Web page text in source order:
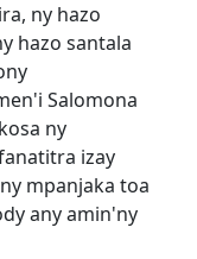
ny hazo
hazo santala
Salomona
ny
izay
mpanjaka toa
any amin'ny